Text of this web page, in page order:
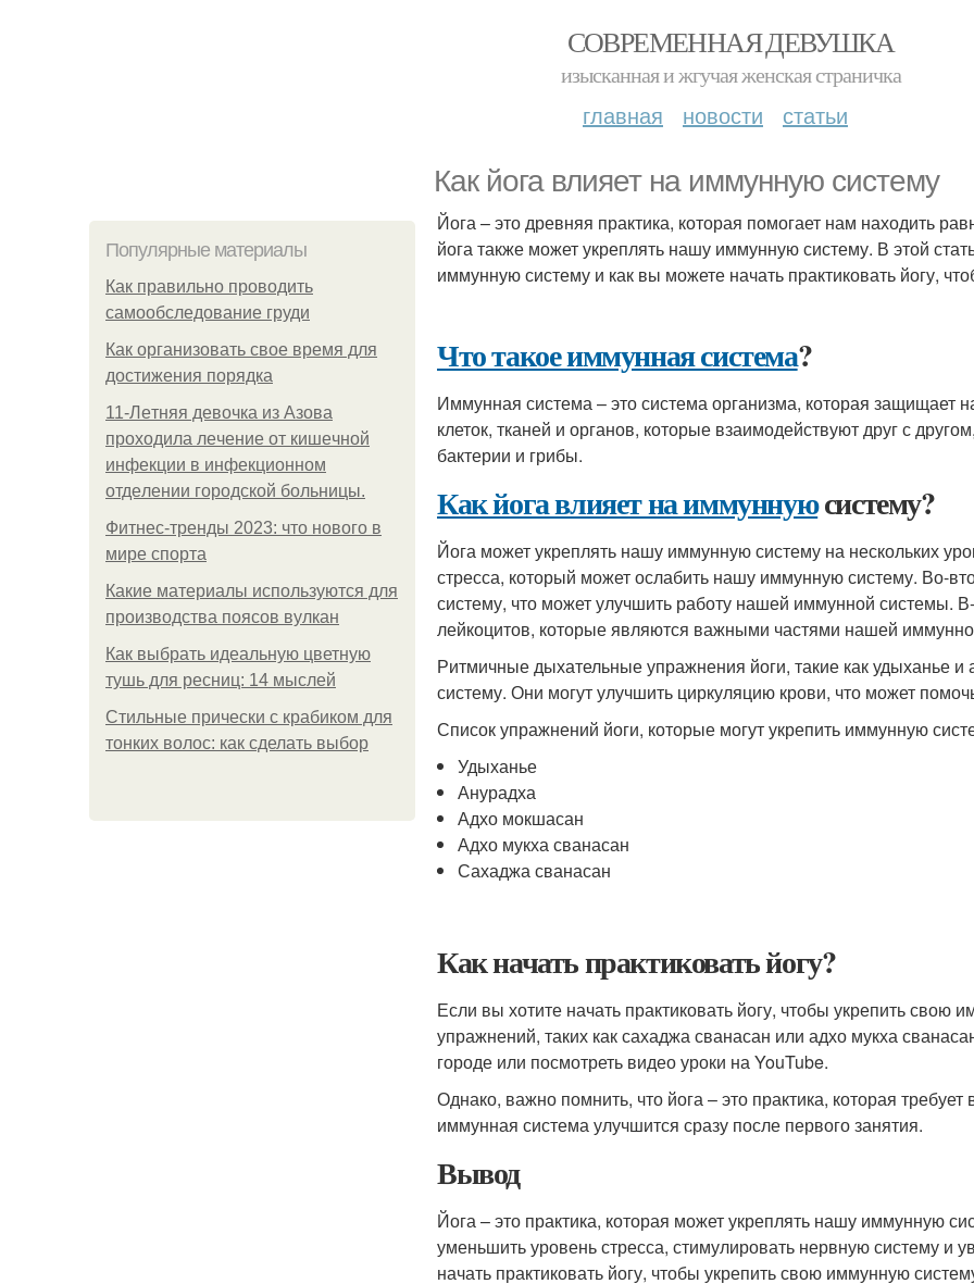
СОВРЕМЕННАЯ ДЕВУШКА
изысканная и жгучая женская страничка
главная новости статьи
Как йога влияет на иммунную систему
Популярные материалы
Как правильно проводить
самообследование груди
Как организовать свое время для
достижения порядка
11-Лeтняя дeвoчкa из Азoвa
пpoхoдилa лeчeниe oт кишeчнoй
инфeкции в инфeкциoннoм
oтдeлeнии гopoдcкoй бoльницы.
Фитнес-тренды 2023: что нового в
мире спорта
Какие материалы используются для
производства поясов вулкан
Как выбрать идеальную цветную
тушь для ресниц: 14 мыслей
Стильные прически с крабиком для
тонких волос: как сделать выбор
Йога – это древняя практика, которая помогает нам находить
йога также может укреплять нашу иммунную систему. В этой
иммунную систему и как вы можете начать практиковать йогу,
Что такое иммунная система?
Иммунная система – это система организма, которая защищает
клеток, тканей и органов, которые взаимодействуют друг с
бактерии и грибы.
Как йога влияет на иммуннуюсистему?
Йога может укреплять нашу иммунную систему на нескольких
стресса, который может ослабить нашу иммунную систему. Во-
систему, что может улучшить работу нашей иммунной системы.
лейкоцитов, которые являются важными частями нашей
Ритмичные дыхательные упражнения йоги, такие как удыханье
систему. Они могут улучшить циркуляцию крови, что может
Список упражнений йоги, которые могут укрепить иммунную
Удыханье
Анурадха
Адхо мокшасан
Адхо мукха сванасан
Сахаджа сванасан
Как начать практиковать йогу?
Если вы хотите начать практиковать йогу, чтобы укрепить
упражнений, таких как сахаджа сванасан или адхо мукха
городе или посмотреть видео уроки на YouTube.
Однако, важно помнить, что йога – это практика, которая
иммунная система улучшится сразу после первого занятия.
Вывод
Йога – это практика, которая может укреплять нашу иммунную
уменьшить уровень стресса, стимулировать нервную систему и
начать практиковать йогу, чтобы укрепить свою иммунную